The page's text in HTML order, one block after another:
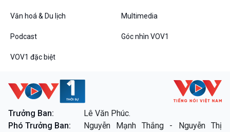
VOV1 đặc biệt
Chân dung cuộc sống
Các chương trình đặc biệt
Văn hoá & Du lịch Multimedia
Podcast Góc nhìn VOV1
VOV1 đặc biệt
Trưởng Ban:
Lê Văn Phúc.
Phó Trưởng Ban:
Nguyễn Mạnh Thắng - Nguyễn Thị